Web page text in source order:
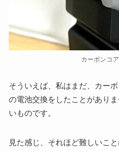
カーボンコ
そういえば、私はまだ、カー
の電池交換をしたことがあり
いものです。
見た感じ、それほど難しいこ